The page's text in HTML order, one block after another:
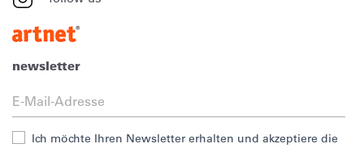
newsletter
Ich möchte Ihren Newsletter erhalten und akzeptiere die